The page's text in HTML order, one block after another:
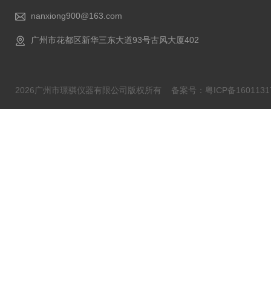
nanxiong900@163.com
广州市花都区新华三东大道93号古风大厦402
2026广州市璟骐仪器有限公司版权所有 备案号：粤ICP备